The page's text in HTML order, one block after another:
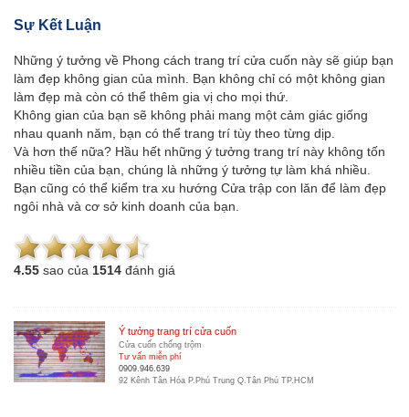
Sự Kết Luận
Những ý tưởng về Phong cách trang trí cửa cuốn này sẽ giúp bạn
làm đẹp không gian của mình. Bạn không chỉ có một không gian
làm đẹp mà còn có thể thêm gia vị cho mọi thứ.
Không gian của bạn sẽ không phải mang một cảm giác giống
nhau quanh năm, bạn có thể trang trí tùy theo từng dịp.
Và hơn thế nữa? Hầu hết những ý tưởng trang trí này không tốn
nhiều tiền của bạn, chúng là những ý tưởng tự làm khá nhiều.
Bạn cũng có thể kiểm tra xu hướng Cửa trập con lăn để làm đẹp
ngôi nhà và cơ sở kinh doanh của bạn.
4.55 sao của 1514 đánh giá
Ý tưởng trang trí cửa cuốn
Cửa cuốn chống trộm
Tư vấn miễn phí
0909.946.639
92 Kênh Tân Hóa P.Phú Trung Q.Tân Phú TP.HCM